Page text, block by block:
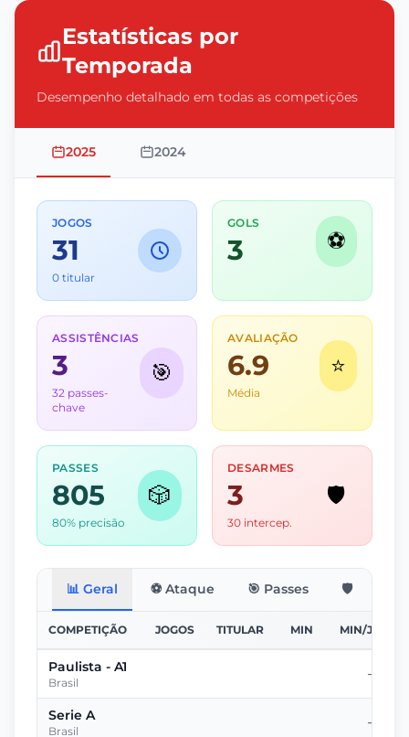
Estatísticas por
Temporada
Desempenho detalhado em todas as competições
2025 2024
JOGOS
31
0 titular
GOLS
3 ⚽
ASSISTÊNCIAS
3
32 passes-
chave
🎯
AVALIAÇÃO
6.9
Média
⭐
PASSES
805
80% precisão
🎲
DESARMES
3
30 intercep.
🛡️
📊 Geral ⚽ Ataque 🎯 Passes 🛡️ Defesa
COMPETIÇÃO JOGOS TITULAR MIN MIN/JOGO
Paulista - A1
Brasil
-
Serie A
Brasil
-